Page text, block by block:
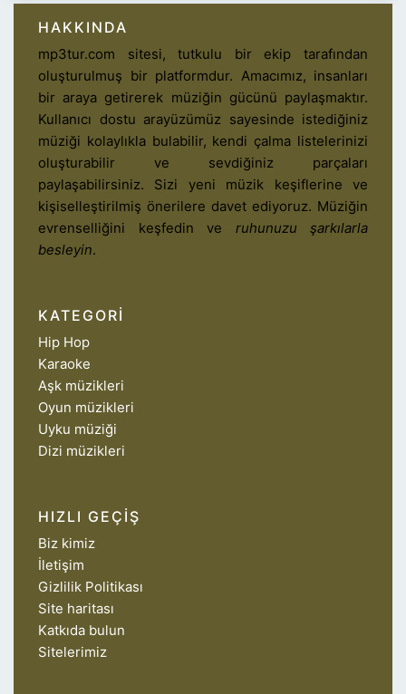
HAKKINDA
mp3tur.com sitesi, tutkulu bir ekip tarafından
oluşturulmuş bir platformdur. Amacımız, insanları
bir araya getirerek müziğin gücünü paylaşmaktır.
Kullanıcı dostu arayüzümüz sayesinde istediğiniz
müziği kolaylıkla bulabilir, kendi çalma listelerinizi
oluşturabilir ve sevdiğiniz parçaları
paylaşabilirsiniz. Sizi yeni müzik keşiflerine ve
kişiselleştirilmiş önerilere davet ediyoruz. Müziğin
evrenselliğini keşfedin ve ruhunuzu şarkılarla
besleyin.
KATEGORI
Hip Hop
Karaoke
Aşk müzikleri
Oyun müzikleri
Uyku müziği
Dizi müzikleri
HIZLI GEÇIŞ
Biz kimiz
İletişim
Gizlilik Politikası
Site haritası
Katkıda bulun
Sitelerimiz